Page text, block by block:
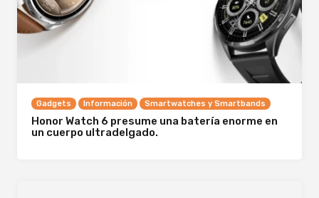
Gadgets Información Smartwatches y Smartbands
Honor Watch 6 presume una batería enorme en
un cuerpo ultradelgado.